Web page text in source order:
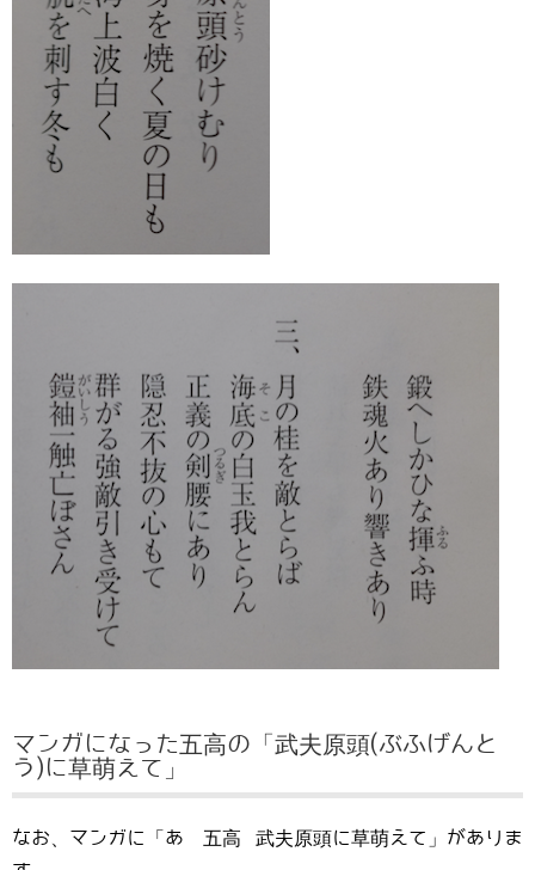
マンガになった五高の「武夫原頭(ぶふげんと
う)に草萌えて」
なお、マンガに「あゝ五高 武夫原頭に草萌えて」がありま